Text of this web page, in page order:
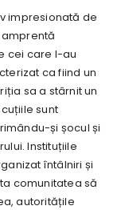
impresionată de
cei care l-au
ca fiind un
sa a stârnit un
sunt
și șocul și
Instituțiile
întâlniri și
comunitatea să
autoritățile